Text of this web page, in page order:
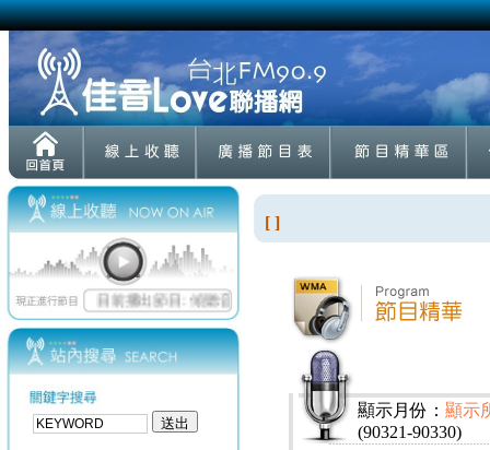
[ ]
顯示月份： 顯示
(90321-90330)